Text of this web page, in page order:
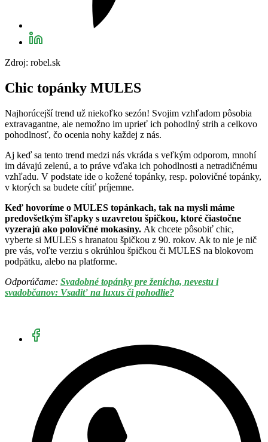
Zdroj: robel.sk
Chic topánky MULES
Najhorúcejší trend už niekoľko sezón! Svojim vzhľadom pôsobia
extravagantne, ale nemožno im uprieť ich pohodlný strih a celkovo
pohodlnosť, čo ocenia nohy každej z nás.
Aj keď sa tento trend medzi nás vkráda s veľkým odporom, mnohí
im dávajú zelenú, a to práve vďaka ich pohodlnosti a netradičnému
vzhľadu. V podstate ide o kožené topánky, resp. polovičné topánky,
v ktorých sa budete cítiť príjemne.
Keď hovoríme o MULES topánkach, tak na mysli máme
predovšetkým šľapky s uzavretou špičkou, ktoré čiastočne
vyzerajú ako polovičné mokasíny. Ak chcete pôsobiť chic,
vyberte si MULES s hranatou špičkou z 90. rokov. Ak to nie je nič
pre vás, voľte verziu s okrúhlou špičkou či MULES na blokovom
podpätku, alebo na platforme.
Odporúčame: Svadobné topánky pre ženícha, nevestu i
svadobčanov: Vsadiť na luxus či pohodlie?